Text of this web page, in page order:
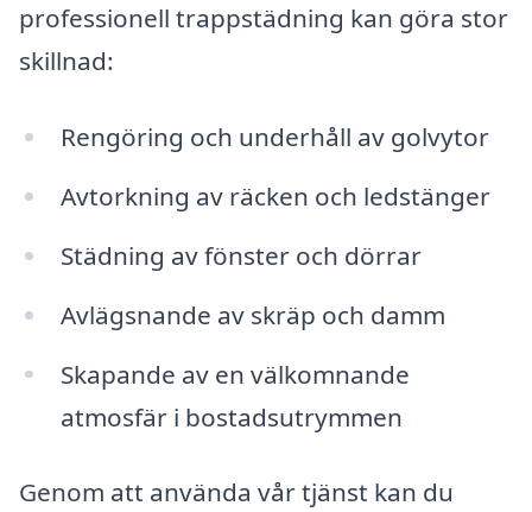
professionell trappstädning kan göra stor
skillnad:
Rengöring och underhåll av golvytor
Avtorkning av räcken och ledstänger
Städning av fönster och dörrar
Avlägsnande av skräp och damm
Skapande av en välkomnande
atmosfär i bostadsutrymmen
Genom att använda vår tjänst kan du